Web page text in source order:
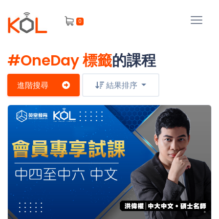
0
進
階
尋
主
題
補
課
會
員
的
課
程
我
的
#OneDay 標籤的課程
進階搜尋 結果排序